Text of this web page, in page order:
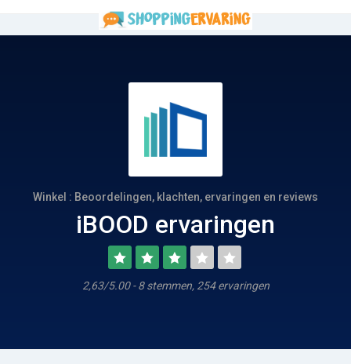
Winkel : Beoordelingen, klachten, ervaringen en reviews
iBOOD ervaringen
2,63/5.00 - 8 stemmen, 254 ervaringen